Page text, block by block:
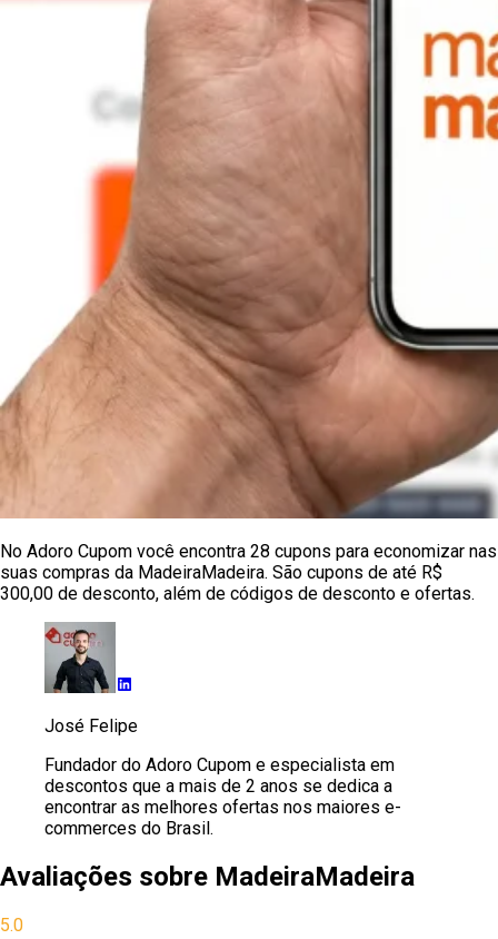
No Adoro Cupom você encontra 28 cupons para economizar nas
suas compras da MadeiraMadeira. São cupons de até R$
300,00 de desconto, além de códigos de desconto e ofertas.
José Felipe
Fundador do Adoro Cupom e especialista em
descontos que a mais de 2 anos se dedica a
encontrar as melhores ofertas nos maiores e-
commerces do Brasil.
Avaliações sobre MadeiraMadeira
5.0